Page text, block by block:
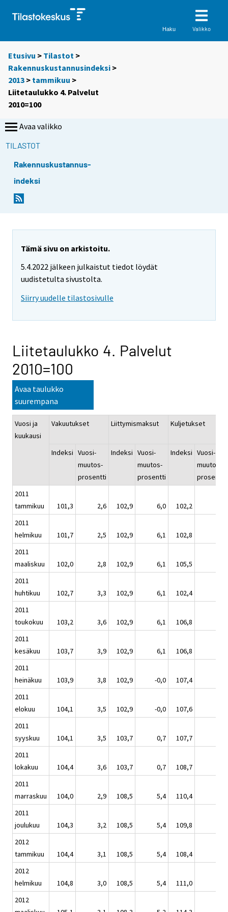
Haku Valikko
Etusivu > Tilastot >
Rakennuskustannusindeksi >
2013 > tammikuu >
Liitetaulukko 4. Palvelut
2010=100
Avaa valikko
TILASTOT
Rakennuskustannus-
indeksi
Tämä sivu on arkistoitu.
5.4.2022 jälkeen julkaistut tiedot löydät
uudistetulta sivustolta.
Siirry uudelle tilastosivulle
Liitetaulukko 4. Palvelut
2010=100
Avaa taulukko
suurempana
Vuosi ja
kuukausi
Vakuutukset Liittymismaksut Kuljetukset
Indeksi Vuosi-
muutos-
prosentti
Indeksi Vuosi-
muutos-
prosentti
Indeksi Vuosi-
muutos-
prosentti
2011
tammikuu
101,3 2,6 102,9 6,0 102,2
2011
helmikuu
101,7 2,5 102,9 6,1 102,8
2011
maaliskuu
102,0 2,8 102,9 6,1 105,5
2011
huhtikuu
102,7 3,3 102,9 6,1 102,4
2011
toukokuu
103,2 3,6 102,9 6,1 106,8
2011
kesäkuu
103,7 3,9 102,9 6,1 106,8
2011
heinäkuu
103,9 3,8 102,9 -0,0 107,4
2011
elokuu
104,1 3,5 102,9 -0,0 107,6
2011
syyskuu
104,1 3,5 103,7 0,7 107,7
2011
lokakuu
104,4 3,6 103,7 0,7 108,7
2011
marraskuu
104,0 2,9 108,5 5,4 110,4
2011
joulukuu
104,3 3,2 108,5 5,4 109,8
2012
tammikuu
104,4 3,1 108,5 5,4 108,4
2012
helmikuu
104,8 3,0 108,5 5,4 111,0
2012